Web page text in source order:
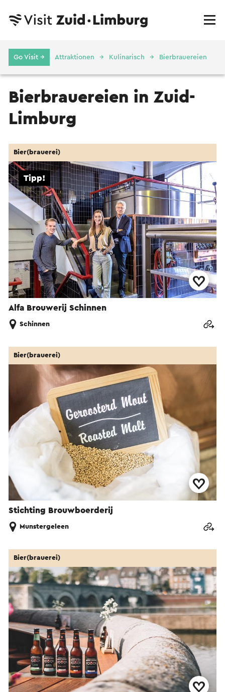
Go Visit → Attraktionen Kulinarisch Bierbrauereien
Bierbrauereien in Zuid-
Limburg
Alfa Brouwerij Schinnen
Tipp!
Bier(brauerei)
Schinnen
Stichting Brouwboerderij
Bier(brauerei)
Munstergeleen
Bier(brauerei)